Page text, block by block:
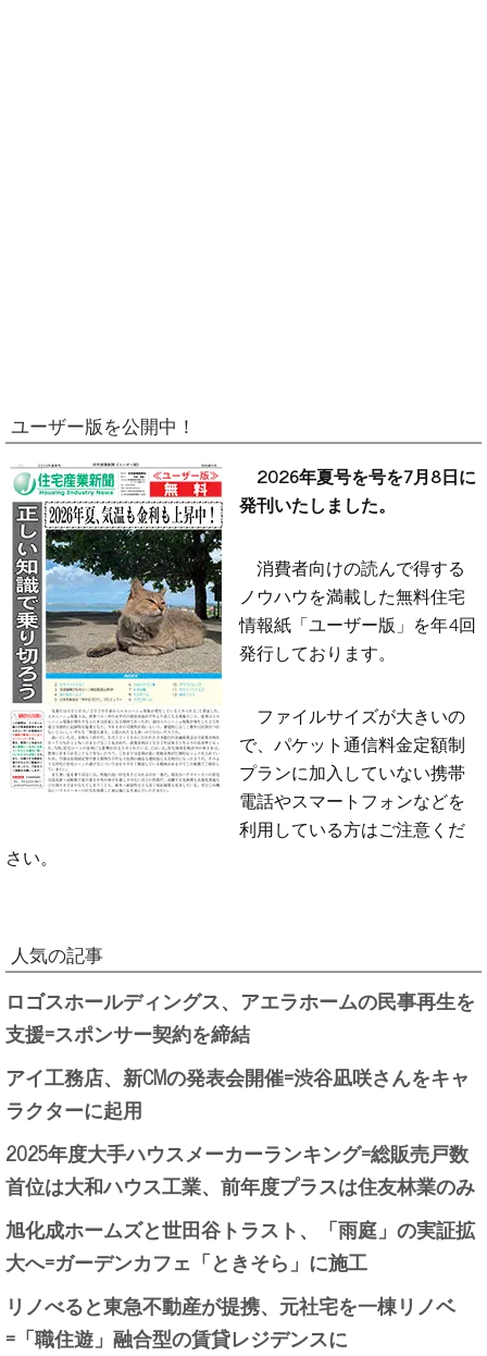
ユーザー版を公開中！
2026年夏号を号を7月8日に
発刊いたしました。
消費者向けの読んで得する
ノウハウを満載した無料住宅
情報紙「ユーザー版」を年4回
発行しております。
ファイルサイズが大きいの
で、パケット通信料金定額制
プランに加入していない携帯
電話やスマートフォンなどを
利用している方はご注意くだ
さい。
人気の記事
ロゴスホールディングス、アエラホームの民事再生を
支援=スポンサー契約を締結
アイ工務店、新CMの発表会開催=渋谷凪咲さんをキャ
ラクターに起用
2025年度大手ハウスメーカーランキング=総販売戸数
首位は大和ハウス工業、前年度プラスは住友林業のみ
旭化成ホームズと世田谷トラスト、「雨庭」の実証拡
大へ=ガーデンカフェ「ときそら」に施工
リノべると東急不動産が提携、元社宅を一棟リノベ
=「職住遊」融合型の賃貸レジデンスに